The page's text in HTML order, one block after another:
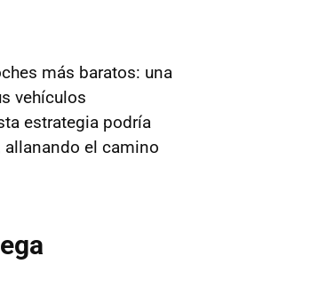
más baratos: una
vehículos
estrategia podría
el camino